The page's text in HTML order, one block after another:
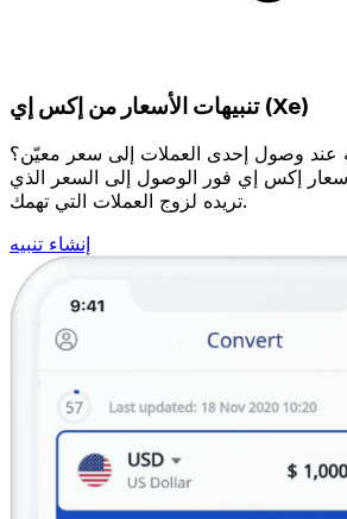
تنبيهات الأسعار من إكس إي (Xe)
عند وصول إحدى العملات إلى سعر معيّن؟
إكس إي فور الوصول إلى السعر الذي
تريده لزوج العملات التي تهمك.
إنشاء تنبيه